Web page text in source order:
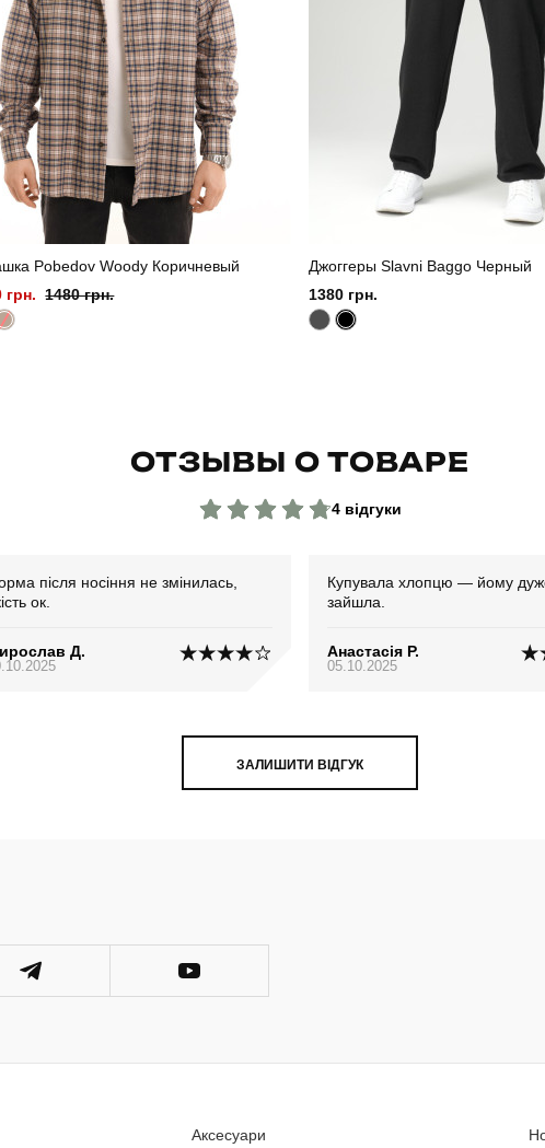
Pobedov Woody Коричневый
грн. 1480 грн.
Джоггеры Slavni Baggo Черный
1380 грн.
ОТЗЫВЫ О ТОВАРЕ
4 відгуки
після носіння не змінилась,
ок.
Д.
Купувала хлопцю — йому
зайшла.
Анастасія Р.
05.10.2025
ЗАЛИШИТИ ВІДГУК
Аксесуари